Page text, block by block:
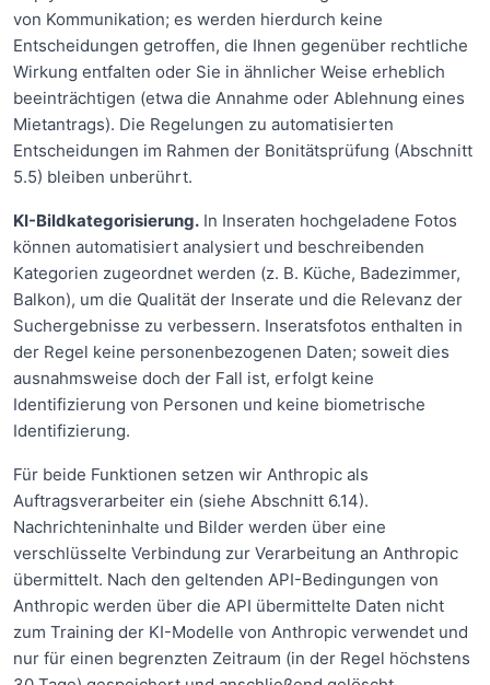
von Kommunikation; es werden hierdurch keine
Entscheidungen getroffen, die Ihnen gegenüber rechtliche
Wirkung entfalten oder Sie in ähnlicher Weise erheblich
beeinträchtigen (etwa die Annahme oder Ablehnung eines
Mietantrags). Die Regelungen zu automatisierten
Entscheidungen im Rahmen der Bonitätsprüfung (Abschnitt
5.5) bleiben unberührt.
KI-Bildkategorisierung. In Inseraten hochgeladene Fotos
können automatisiert analysiert und beschreibenden
Kategorien zugeordnet werden (z. B. Küche, Badezimmer,
Balkon), um die Qualität der Inserate und die Relevanz der
Suchergebnisse zu verbessern. Inseratsfotos enthalten in
der Regel keine personenbezogenen Daten; soweit dies
ausnahmsweise doch der Fall ist, erfolgt keine
Identifizierung von Personen und keine biometrische
Identifizierung.
Für beide Funktionen setzen wir Anthropic als
Auftragsverarbeiter ein (siehe Abschnitt 6.14).
Nachrichteninhalte und Bilder werden über eine
verschlüsselte Verbindung zur Verarbeitung an Anthropic
übermittelt. Nach den geltenden API-Bedingungen von
Anthropic werden über die API übermittelte Daten nicht
zum Training der KI-Modelle von Anthropic verwendet und
nur für einen begrenzten Zeitraum (in der Regel höchstens